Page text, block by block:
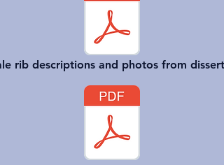
rib descriptions and photos from